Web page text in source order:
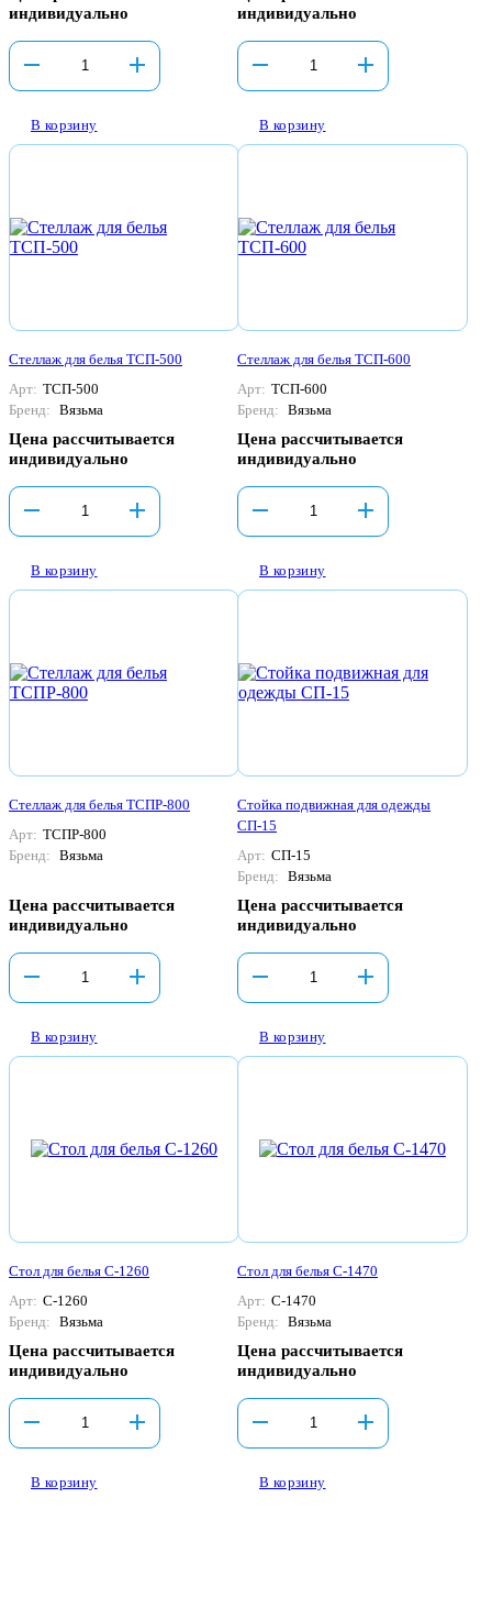
индивидуально
В корзину
индивидуально
В корзину
Стеллаж для белья ТСП-500
Арт: ТСП-500
Бренд: Вязьма
Цена рассчитывается
индивидуально
В корзину
Стеллаж для белья ТСП-600
Арт: ТСП-600
Бренд: Вязьма
Цена рассчитывается
индивидуально
В корзину
Стеллаж для белья ТСПР-800
Арт: ТСПР-800
Бренд: Вязьма
Цена рассчитывается
индивидуально
В корзину
Стойка подвижная для одежды
СП-15
Арт: СП-15
Бренд: Вязьма
Цена рассчитывается
индивидуально
В корзину
Стол для белья С-1260
Арт: С-1260
Бренд: Вязьма
Цена рассчитывается
индивидуально
В корзину
Стол для белья С-1470
Арт: С-1470
Бренд: Вязьма
Цена рассчитывается
индивидуально
В корзину